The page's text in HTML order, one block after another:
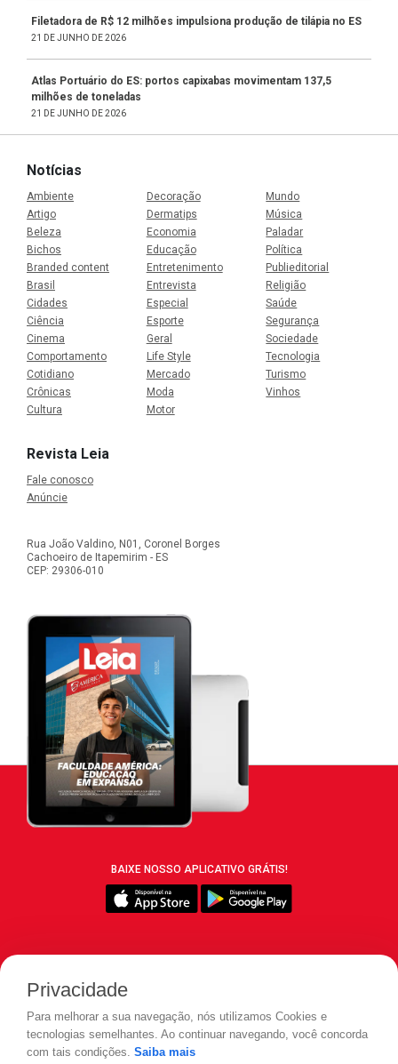
Filetadora de R$ 12 milhões impulsiona produção de tilápia no ES
21 DE JUNHO DE 2026
Atlas Portuário do ES: portos capixabas movimentam 137,5
milhões de toneladas
21 DE JUNHO DE 2026
Notícias
Ambiente
Artigo
Beleza
Bichos
Branded content
Brasil
Cidades
Ciência
Cinema
Comportamento
Cotidiano
Crônicas
Cultura
Decoração
Dermatips
Economia
Educação
Entretenimento
Entrevista
Especial
Esporte
Geral
Life Style
Mercado
Moda
Motor
Mundo
Música
Paladar
Política
Publieditorial
Religião
Saúde
Segurança
Sociedade
Tecnologia
Turismo
Vinhos
Revista Leia
Fale conosco
Anúncie
Rua João Valdino, N01, Coronel Borges
Cachoeiro de Itapemirim - ES
CEP: 29306-010
BAIXE NOSSO APLICATIVO GRÁTIS!
Privacidade
Para melhorar a sua navegação, nós utilizamos Cookies e
tecnologias semelhantes. Ao continuar navegando, você concorda
com tais condições. Saiba mais